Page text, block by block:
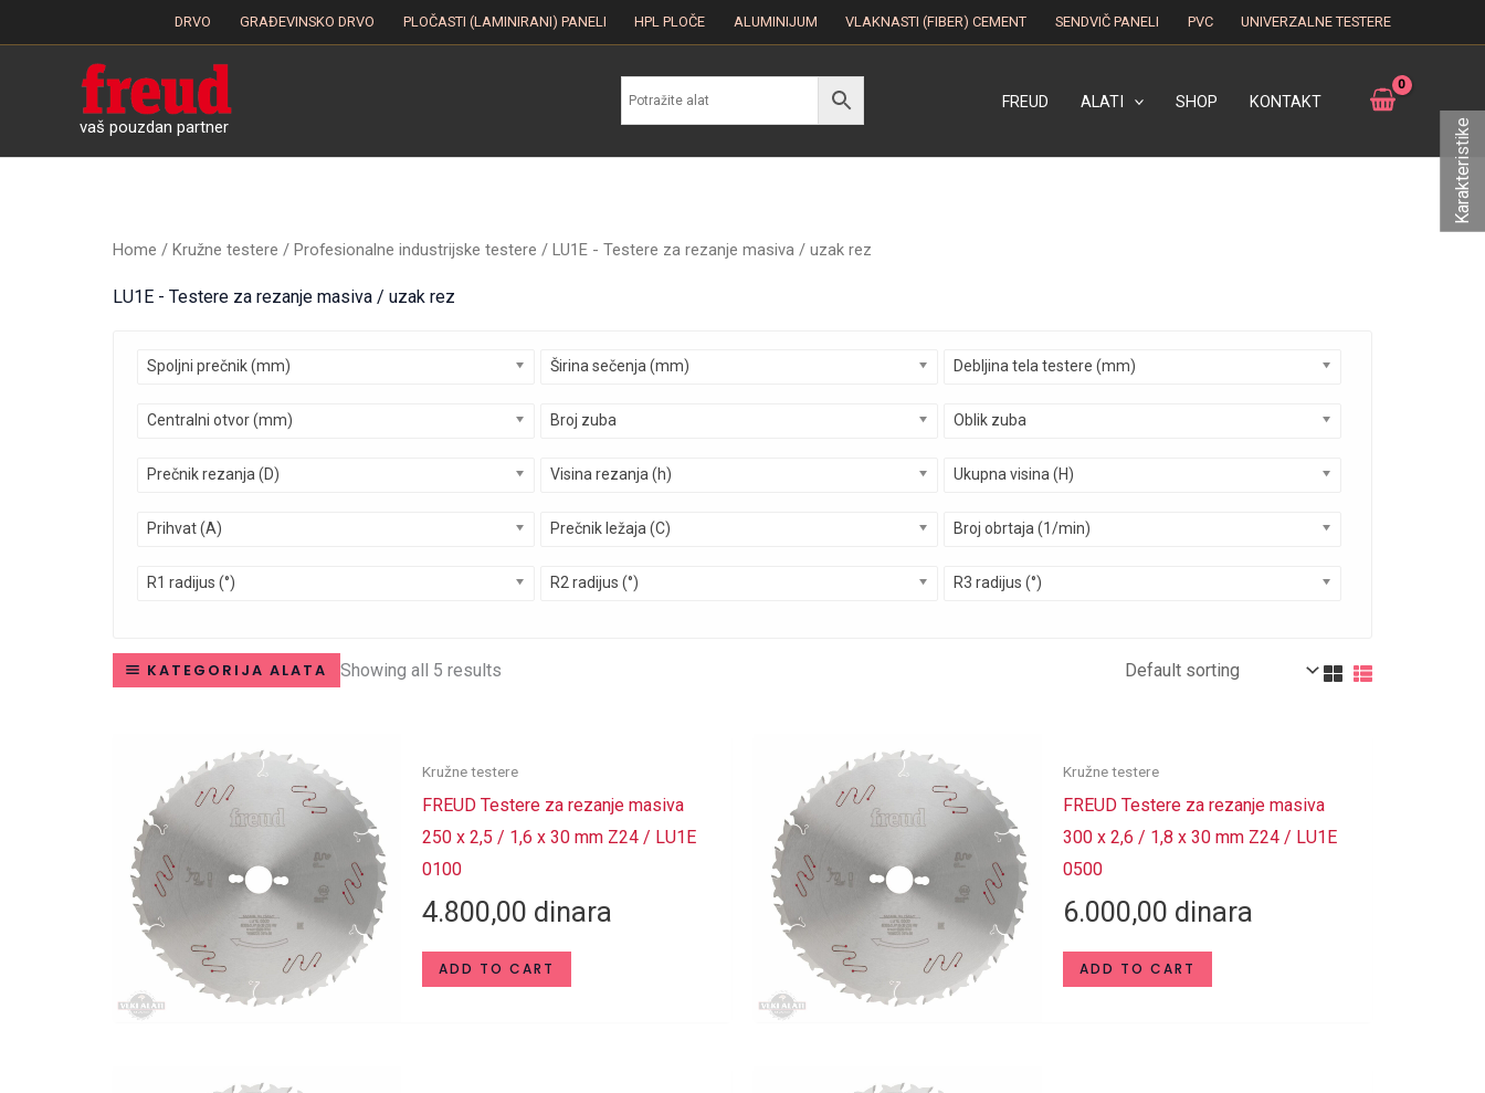
to
DRVO GRAĐEVINSKO DRVO PLOČASTI (LAMINIRANI) PANELI HPL PLOČE ALUMINIJUM VLAKNASTI (FIBER) CEMENT SENDVIČ PANELI PVC UNIVERZALNE TESTERE
vaš pouzdan partner
FREUD ALATI SHOP KONTAKT
Home / Kružne testere / Profesionalne industrijske testere / LU1E - Testere za rezanje masiva / uzak rez
LU1E - Testere za rezanje masiva / uzak rez
Spoljni prečnik (mm) Širina sečenja (mm) Debljina tela testere (mm)
Centralni otvor (mm) Broj zuba Oblik zuba
Prečnik rezanja (D) Visina rezanja (h) Ukupna visina (H)
Prihvat (A) Prečnik ležaja (C) Broj obrtaja (1/min)
R1 radijus (°) R2 radijus (°) R3 radijus (°)
KATEGORIJA ALATA Showing all 5 results
Kružne testere
FREUD Testere za rezanje masiva
250 x 2,5 / 1,6 x 30 mm Z24 / LU1E
0100
4.800,00 dinara
ADD TO CART
Kružne testere
FREUD Testere za rezanje masiva
300 x 2,6 / 1,8 x 30 mm Z24 / LU1E
0500
6.000,00 dinara
ADD TO CART
Karakteristike